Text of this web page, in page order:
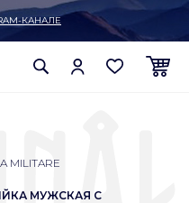
КАНАЛЕ
MILITARE
МУЖСКАЯ С